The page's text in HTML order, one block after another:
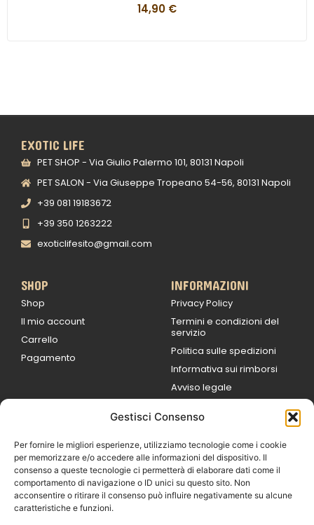
Gestisci Consenso
Per fornire le migliori esperienze, utilizziamo tecnologie come i cookie
per memorizzare e/o accedere alle informazioni del dispositivo. Il
consenso a queste tecnologie ci permetterà di elaborare dati come il
comportamento di navigazione o ID unici su questo sito. Non
acconsentire o ritirare il consenso può influire negativamente su alcune
caratteristiche e funzioni.
14,90 €
EXOTIC LIFE
PET SHOP - Via Giulio Palermo 101, 80131 Napoli
PET SALON - Via Giuseppe Tropeano 54-56, 80131 Napoli
+39 081 19183672
+39 350 1263222
exoticlifesito@gmail.com
SHOP
Shop
Il mio account
Carrello
Pagamento
INFORMAZIONI
Privacy Policy
Termini e condizioni del
servizio
Politica sulle spedizioni
Informativa sui rimborsi
Avviso legale
9:00
Sabato 09:00 /
14:00
16:30 /
Domenica